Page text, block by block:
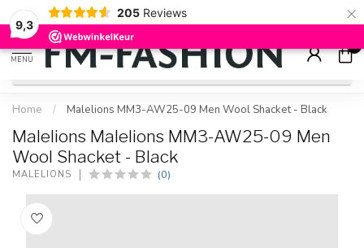
9,3
205 Reviews ×
Check onzesale artikelenvoor flinke kortingen
MENU
0
Home / Malelions MM3-AW25-09 Men Wool Shacket - Black
Malelions Malelions MM3-AW25-09 Men
Wool Shacket - Black
MALELIONS (0)